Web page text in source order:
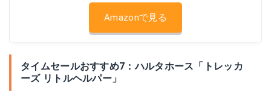
Amazonで見る
タイムセールおすすめ7：ハルタホース「トレッカ
ーズ リトルヘルパー」